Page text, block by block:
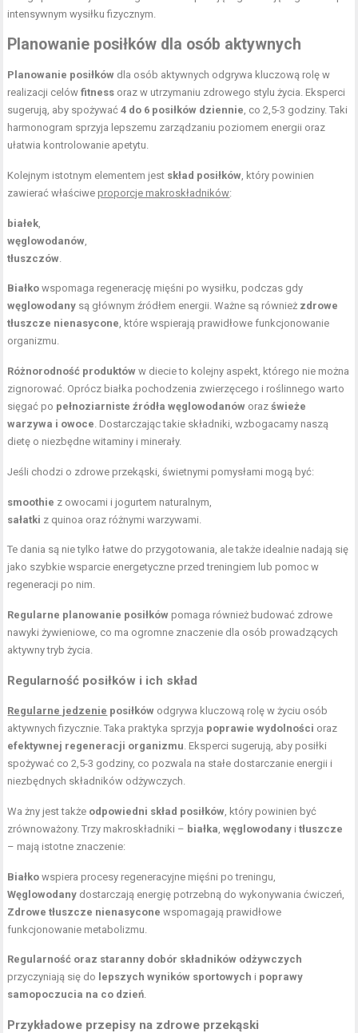
intensywnym wysiłku fizycznym.
Planowanie posiłków dla osób aktywnych
Planowanie posiłków dla osób aktywnych odgrywa kluczową rolę w
realizacji celówfitness oraz w utrzymaniu zdrowego stylu życia. Eksperci
sugerują, aby spożywać4 do 6 posiłków dziennie, co 2,5-3 godziny. Taki
harmonogram sprzyja lepszemu zarządzaniu poziomem energii oraz
ułatwia kontrolowanie apetytu.
Kolejnym istotnym elementem jest skład posiłków, który powinien
zawierać właściwe proporcje makroskładników:
białek,
węglowodanów,
tłuszczów.
Białko wspomaga regenerację mięśni po wysiłku, podczas gdy
węglowodany są głównym źródłem energii. Ważne są również zdrowe
tłuszcze nienasycone, które wspierają prawidłowe funkcjonowanie
organizmu.
Różnorodność produktów w diecie to kolejny aspekt, którego nie można
zignorować. Oprócz białka pochodzenia zwierzęcego i roślinnego warto
sięgać po pełnoziarniste źródła węglowodanów orazświeże
warzywa i owoce. Dostarczając takie składniki, wzbogacamy naszą
dietę o niezbędne witaminy i minerały.
Jeśli chodzi o zdrowe przekąski, świetnymi pomysłami mogą być:
smoothie z owocami i jogurtem naturalnym,
sałatki z quinoa oraz różnymi warzywami.
Te dania są nie tylko łatwe do przygotowania, ale także idealnie nadają się
jako szybkie wsparcie energetyczne przed treningiem lub pomoc w
regeneracji po nim.
Regularne planowanie posiłków pomaga również budować zdrowe
nawyki żywieniowe, co ma ogromne znaczenie dla osób prowadzących
aktywny tryb życia.
Regularność posiłków i ich skład
Regularne jedzenie posiłków odgrywa kluczową rolę w życiu osób
aktywnych fizycznie. Taka praktyka sprzyja poprawie wydolności oraz
efektywnej regeneracji organizmu. Eksperci sugerują, aby posiłki
spożywać co 2,5-3 godziny, co pozwala na stałe dostarczanie energii i
niezbędnych składników odżywczych.
Wa żny jest także odpowiedni skład posiłków, który powinien być
zrównoważony. Trzy makroskładniki – białka,węglowodany itłuszcze
– mają istotne znaczenie:
Białko wspiera procesy regeneracyjne mięśni po treningu,
Węglowodany dostarczają energię potrzebną do wykonywania ćwiczeń,
Zdrowe tłuszcze nienasycone wspomagają prawidłowe
funkcjonowanie metabolizmu.
Regularność oraz staranny dobór składników odżywczych
przyczyniają się do lepszych wyników sportowych i poprawy
samopoczucia na co dzień.
Przykładowe przepisy na zdrowe przekąski